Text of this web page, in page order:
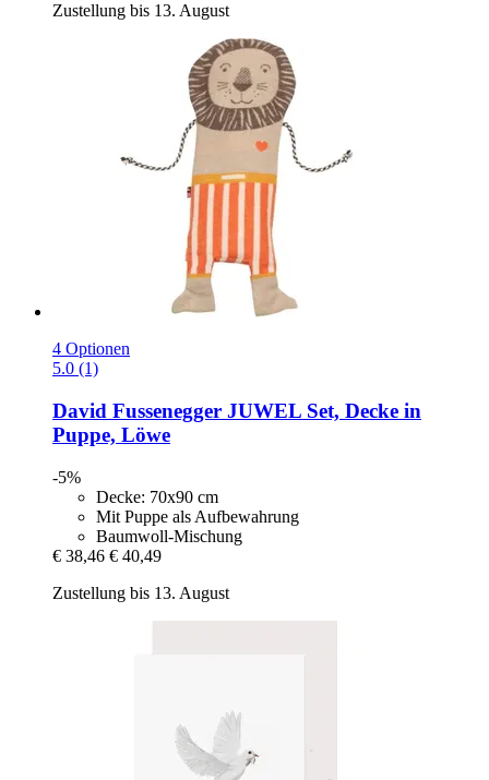
Zustellung bis 13. August
4 Optionen
5.0 (1)
David Fussenegger JUWEL Set, Decke in
Puppe, Löwe
-5%
Decke: 70x90 cm
Mit Puppe als Aufbewahrung
Baumwoll-Mischung
€ 38,46 € 40,49
Zustellung bis 13. August